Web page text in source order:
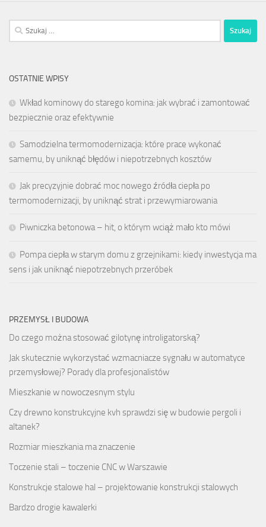
Szukaj:
OSTATNIE WPISY
Wkład kominowy do starego komina: jak wybrać i zamontować
bezpiecznie oraz efektywnie
Samodzielna termomodernizacja: które prace wykonać
samemu, by uniknąć błędów i niepotrzebnych kosztów
Jak precyzyjnie dobrać moc nowego źródła ciepła po
termomodernizacji, by uniknąć strat i przewymiarowania
Piwniczka betonowa – hit, o którym wciąż mało kto mówi
Pompa ciepła w starym domu z grzejnikami: kiedy inwestycja ma
sens i jak uniknąć niepotrzebnych przeróbek
PRZEMYSŁ I BUDOWA
Do czego można stosować gilotynę introligatorską?
Jak skutecznie wykorzystać wzmacniacze sygnału w automatyce
przemysłowej? Porady dla profesjonalistów
Mieszkanie w nowoczesnym stylu
Czy drewno konstrukcyjne kvh sprawdzi się w budowie pergoli i
altanek?
Rozmiar mieszkania ma znaczenie
Toczenie stali – toczenie CNC w Warszawie
Konstrukcje stalowe hal – projektowanie konstrukcji stalowych
Bardzo drogie kawalerki